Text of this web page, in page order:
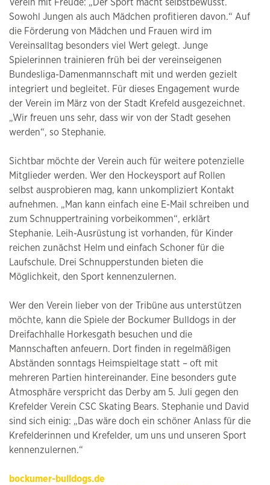
Verein mit Freude: „Der Sport macht selbstbewusst.
Sowohl Jungen als auch Mädchen profitieren davon.“ Auf
die Förderung von Mädchen und Frauen wird im
Vereinsalltag besonders viel Wert gelegt. Junge
Spielerinnen trainieren früh bei der vereinseigenen
Bundesliga-Damenmannschaft mit und werden gezielt
integriert und begleitet. Für dieses Engagement wurde
der Verein im März von der Stadt Krefeld ausgezeichnet.
„Wir freuen uns sehr, dass wir von der Stadt gesehen
werden“, so Stephanie.
Sichtbar möchte der Verein auch für weitere potenzielle
Mitglieder werden. Wer den Hockeysport auf Rollen
selbst ausprobieren mag, kann unkompliziert Kontakt
aufnehmen. „Man kann einfach eine E-Mail schreiben und
zum Schnuppertraining vorbeikommen“, erklärt
Stephanie. Leih-Ausrüstung ist vorhanden, für Kinder
reichen zunächst Helm und einfach Schoner für die
Laufschule. Drei Schnupperstunden bieten die
Möglichkeit, den Sport kennenzulernen.
Wer den Verein lieber von der Tribüne aus unterstützen
möchte, kann die Spiele der Bockumer Bulldogs in der
Dreifachhalle Horkesgath besuchen und die
Mannschaften anfeuern. Dort finden in regelmäßigen
Abständen sonntags Heimspieltage statt – oft mit
mehreren Partien hintereinander. Eine besonders gute
Atmosphäre verspricht das Derby am 5. Juli gegen den
Krefelder Verein CSC Skating Bears. Stephanie und David
sind sich einig: „Das wäre doch ein schöner Anlass für die
Krefelderinnen und Krefelder, um uns und unseren Sport
kennenzulernen.“
bockumer-bulldogs.de